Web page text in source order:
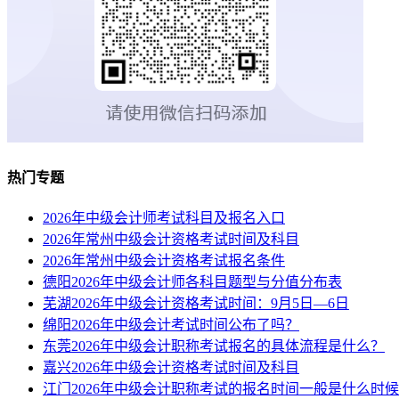
热门专题
2026年中级会计师考试科目及报名入口
2026年常州中级会计资格考试时间及科目
2026年常州中级会计资格考试报名条件
德阳2026年中级会计师各科目题型与分值分布表
芜湖2026年中级会计资格考试时间：9月5日—6日
绵阳2026年中级会计考试时间公布了吗？
东莞2026年中级会计职称考试报名的具体流程是什么？
嘉兴2026年中级会计资格考试时间及科目
江门2026年中级会计职称考试的报名时间一般是什么时